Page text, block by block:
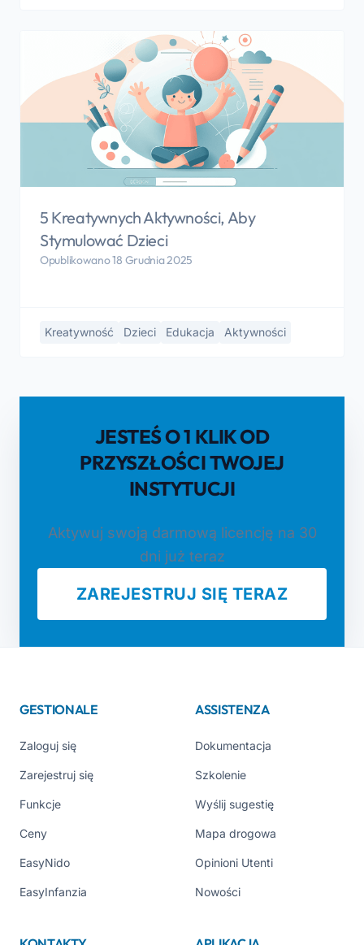
5 Kreatywnych Aktywności, Aby
Stymulować Dzieci
Opublikowano 18 Grudnia 2025
Kreatywność Dzieci Edukacja Aktywności
JESTEŚ O 1 KLIK OD
PRZYSZŁOŚCI TWOJEJ
INSTYTUCJI
Aktywuj swoją darmową licencję na 30
dni już teraz
ZAREJESTRUJ SIĘ TERAZ
GESTIONALE
Zaloguj się
Zarejestruj się
Funkcje
Ceny
EasyNido
EasyInfanzia
ASSISTENZA
Dokumentacja
Szkolenie
Wyślij sugestię
Mapa drogowa
Opinioni Utenti
Nowości